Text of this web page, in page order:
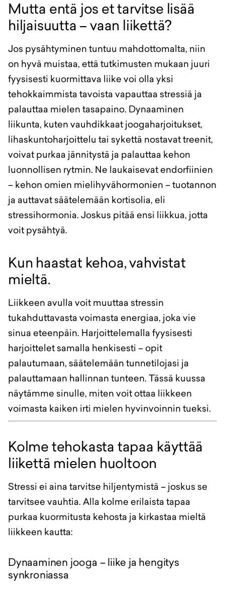
Mutta entä jos et tarvitse lisää
hiljaisuutta – vaan liikettä?
Jos pysähtyminen tuntuu mahdottomalta, niin
on hyvä muistaa, että tutkimusten mukaan juuri
fyysisesti kuormittava liike voi olla yksi
tehokkaimmista tavoista vapauttaa stressiä ja
palauttaa mielen tasapaino. Dynaaminen
liikunta, kuten vauhdikkaat joogaharjoitukset,
lihaskuntoharjoittelu tai sykettä nostavat treenit,
voivat purkaa jännitystä ja palauttaa kehon
luonnollisen rytmin. Ne laukaisevat endorfiinien
– kehon omien mielihyvähormonien – tuotannon
ja auttavat säätelemään kortisolia, eli
stressihormonia. Joskus pitää ensi liikkua, jotta
voit pysähtyä.
Kun haastat kehoa, vahvistat
mieltä.
Liikkeen avulla voit muuttaa stressin
tukahduttavasta voimasta energiaa, joka vie
sinua eteenpäin. Harjoittelemalla fyysisesti
harjoittelet samalla henkisesti – opit
palautumaan, säätelemään tunnetilojasi ja
palauttamaan hallinnan tunteen. Tässä kuussa
näytämme sinulle, miten voit ottaa liikkeen
voimasta kaiken irti mielen hyvinvoinnin tueksi.
Kolme tehokasta tapaa käyttää
liikettä mielen huoltoon
Stressi ei aina tarvitse hiljentymistä – joskus se
tarvitsee vauhtia. Alla kolme erilaista tapaa
purkaa kuormitusta kehosta ja kirkastaa mieltä
liikkeen kautta:
Dynaaminen jooga – liike ja hengitys
synkroniassa